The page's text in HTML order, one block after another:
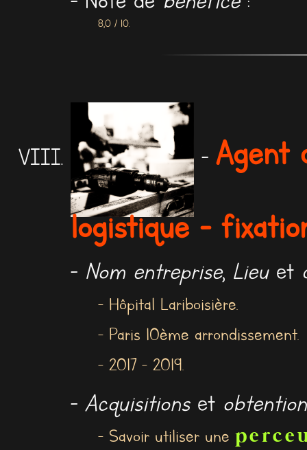
8,0 / 10.
- Agent
logistique -
- Nom entreprise, Lieuet
- Hôpital Lariboisière.
- Paris 10ème arrondissement.
- 2017 - 2019.
- Acquisitionset
- Savoir utiliser une